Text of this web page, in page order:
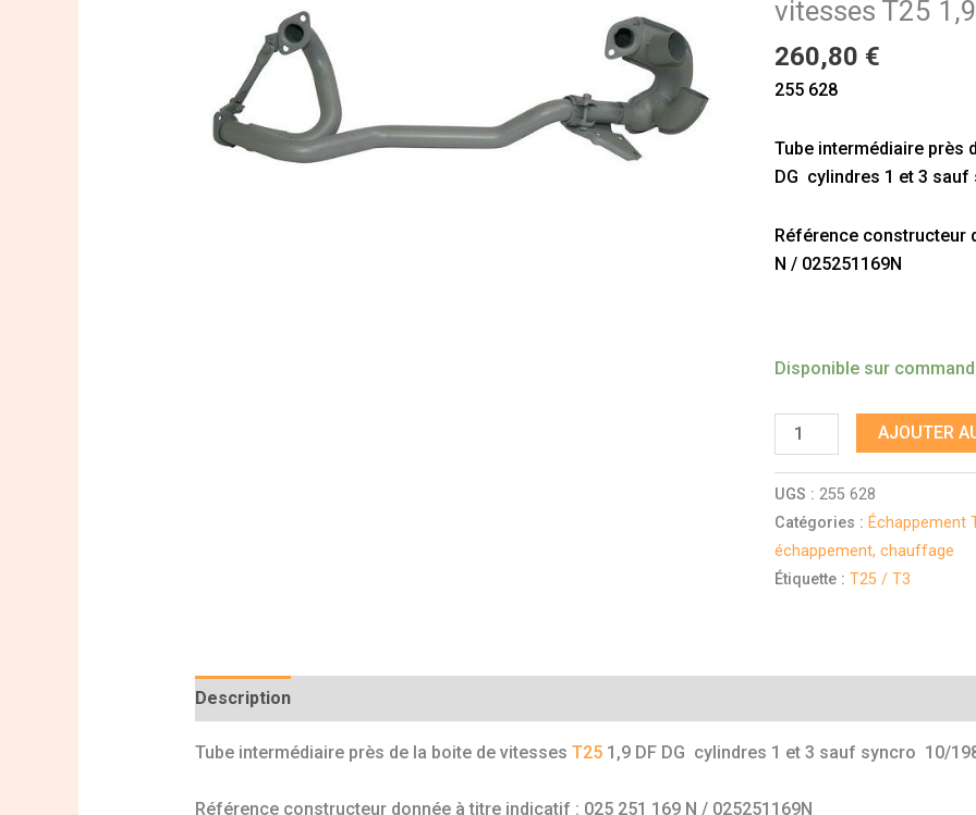
vitesses T25
260,80 €
255 628
Tube intermédiaire près
DG cylindres 1 et 3
Référence constructeur
N / 025251169N
Disponible sur
boite
de
vitesses
sauf
syncro
AJOUTER
UGS :255 628
Catégories : Échappement
échappement, chauffage
Étiquette :T25 / T3
Description
Tube intermédiaire près de la boite de vitesses T251,9 DF DG cylindres 1 et 3 sauf syncro 10/
Référence constructeur donnée à titre indicatif : 025 251 169 N / 025251169N